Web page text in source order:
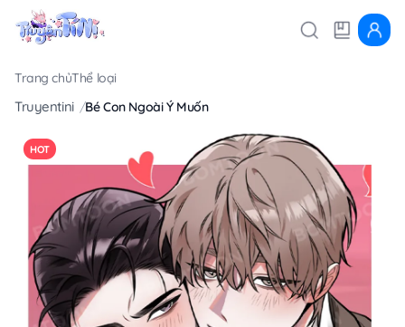
Trang chủThể loại
Truyentini Bé Con Ngoài Ý Muốn
HOT